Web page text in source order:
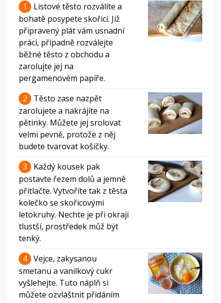
1
Listové těsto rozválíte a
bohatě posypete skořicí. Již
připravený plát vám usnadní
práci, případně rozválejte
běžné těsto z obchodu a
zarolujte jej na
pergamenovém papíře.
2
Těsto zase nazpět
zarolujete a nakrájíte na
pětinky. Můžete jej srolovat
velmi pevně, protože z něj
budete tvarovat košíčky.
3
Každý kousek pak
postavte řezem dolů a jemně
přitlačte. Vytvoříte tak z těsta
kolečko se skořicovými
letokruhy. Nechte je při okraji
tlustší, prostředek můž být
tenký.
4 Vejce, zakysanou
smetanu a vanilkový cukr
vyšlehejte. Tuto náplň si
můžete ozvláštnit přidáním